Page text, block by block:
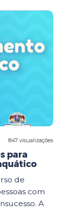
847 visualizações
para
de
com
A